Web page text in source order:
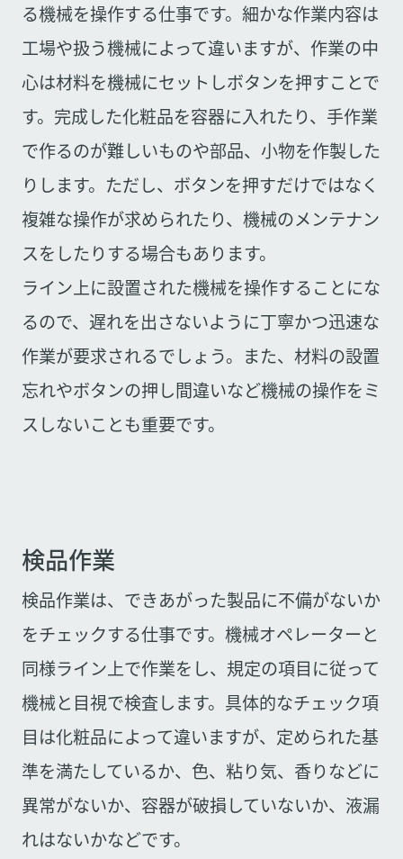
る機械を操作する仕事です。細かな作業内容は
工場や扱う機械によって違いますが、作業の中
心は材料を機械にセットしボタンを押すことで
す。完成した化粧品を容器に入れたり、手作業
で作るのが難しいものや部品、小物を作製した
りします。ただし、ボタンを押すだけではなく
複雑な操作が求められたり、機械のメンテナン
スをしたりする場合もあります。
ライン上に設置された機械を操作することにな
るので、遅れを出さないように丁寧かつ迅速な
作業が要求されるでしょう。また、材料の設置
忘れやボタンの押し間違いなど機械の操作をミ
スしないことも重要です。
検品作業
検品作業は、できあがった製品に不備がないか
をチェックする仕事です。機械オペレーターと
同様ライン上で作業をし、規定の項目に従って
機械と目視で検査します。具体的なチェック項
目は化粧品によって違いますが、定められた基
準を満たしているか、色、粘り気、香りなどに
異常がないか、容器が破損していないか、液漏
れはないかなどです。